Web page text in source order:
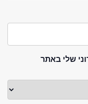
שלי באתר